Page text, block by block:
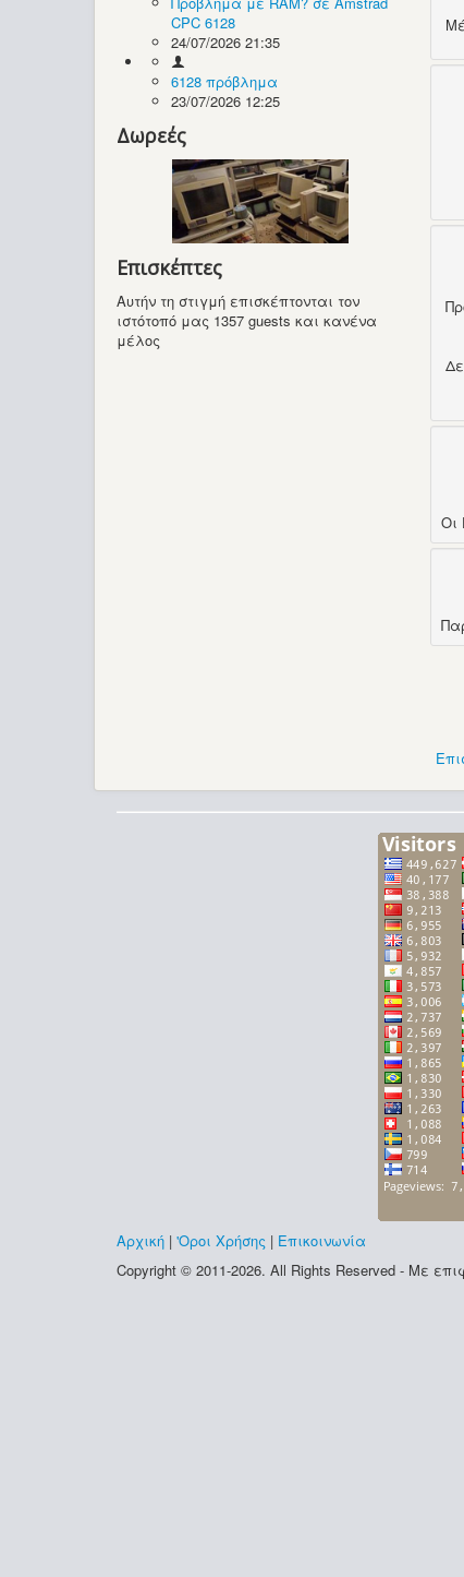
CPC 6128
24/07/2026 21:35
6128 πρόβλημα
23/07/2026 12:25
Δωρεές
Επισκέπτες
Αυτήν τη στιγμή επισκέπτονται τον
ιστότοπό μας 1357 guests και κανένα
μέλος
Οι
Αρχική | 'Οροι Χρήσης | Επικοινωνία
Copyright © 2011-2026. All Rights Reserved - Με